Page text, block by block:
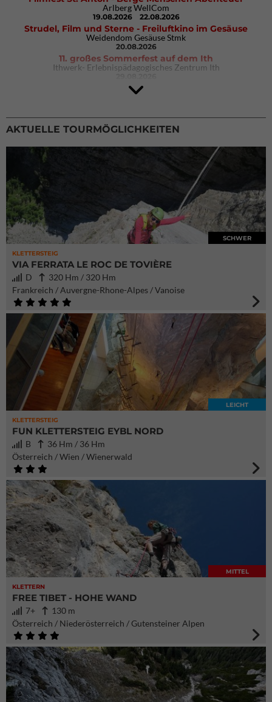
Arlberg WellCom
19.08.2026 22.08.2026
Strudel, Film und Sterne - Freiluftkino im Gesäuse
Weidendom Gesäuse Stmk
20.08.2026
11. großes Sommerfest auf dem Ith
Ithwerk- Erlebnispädagogisches Zentrum Ith
4Blocs KIDS 2026
DAV Kletter- & Boulderzentrum München Süd (Thalkirchen)
AKTUELLE TOURMÖGLICHKEITEN
KLETTERSTEIG
SCHWER
VIA FERRATA LE ROC DE TOVIÈRE
D
320 Hm / 320 Hm
Frankreich / Auvergne-Rhone-Alpes / Vanoise
KLETTERSTEIG
LEICHT
FUN KLETTERSTEIG EYBL NORD
B
36 Hm / 36 Hm
Österreich / Wien / Wienerwald
KLETTERN
MITTEL
FREE TIBET - HOHE WAND
7+
130 m
Österreich / Niederösterreich / Gutensteiner Alpen